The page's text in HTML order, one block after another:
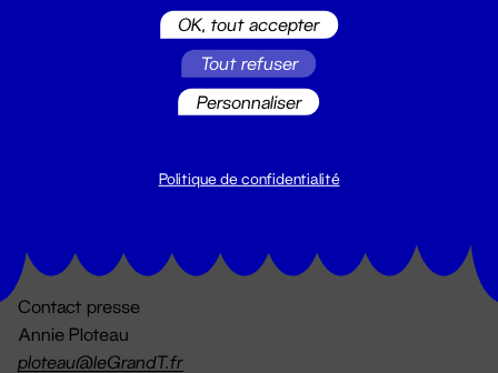
billetterie@leGrandT.fr
Contact presse
Annie Ploteau
ploteau@leGrandT.fr
OK, tout accepter
Tout refuser
Personnaliser
Politique de confidentialité